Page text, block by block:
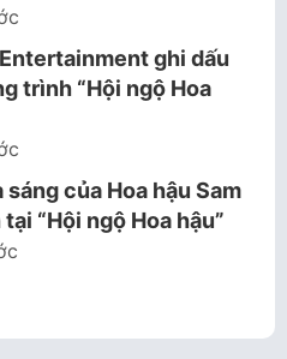
ghi dấu
trình “Hội ngộ Hoa
sáng của Hoa hậu Sam
“Hội ngộ Hoa hậu”